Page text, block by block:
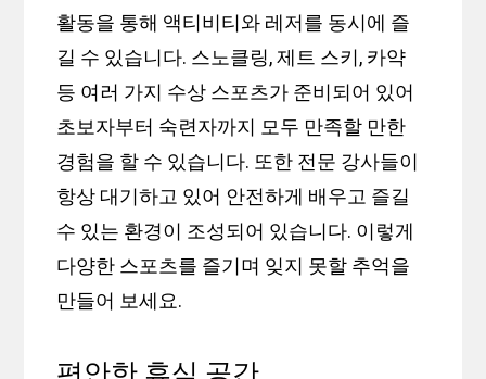
활동을 통해 액티비티와 레저를 동시에 즐
길 수 있습니다. 스노클링, 제트 스키, 카약
등 여러 가지 수상 스포츠가 준비되어 있어
초보자부터 숙련자까지 모두 만족할 만한
경험을 할 수 있습니다. 또한 전문 강사들이
항상 대기하고 있어 안전하게 배우고 즐길
수 있는 환경이 조성되어 있습니다. 이렇게
다양한 스포츠를 즐기며 잊지 못할 추억을
만들어 보세요.